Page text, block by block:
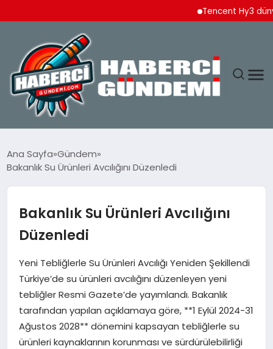
Tencent Hy3 dünya
SPOR
EKONOMI
DÜNYA
MAGAZIN
EĞITIM
Ana Sayfa Gündem
Bakanlık Su Ürünleri Avcılığını Düzenledi
Bakanlık Su Ürünleri Avcılığını
Düzenledi
Yeni Tebliğlerle Su Ürünleri Avcılığı Yeniden Şekillendi
Türkiye’de su ürünleri avcılığını düzenleyen yeni
tebliğler Resmi Gazete’de yayımlandı. Bakanlık
tarafından yapılan açıklamaya göre, **1 Eylül 2024-31
Ağustos 2028** dönemini kapsayan tebliğlerle su
ürünleri kaynaklarının korunması ve sürdürülebilirliği